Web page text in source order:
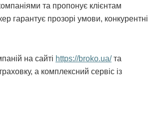
та пропонує клієнтам
гарантує прозорі умови, конкурентні
на сайті https://broko.ua/ та
а комплексний сервіс із